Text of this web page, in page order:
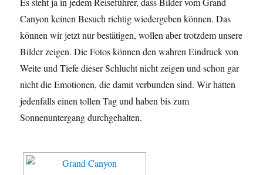
Canyon keinen Besuch richtig wiedergeben können. Das
können wir jetzt nur bestätigen, wollen aber trotzdem unsere
Bilder zeigen. Die Fotos können den wahren Eindruck von
Weite und Tiefe dieser Schlucht nicht zeigen und schon gar
nicht die Emotionen, die damit verbunden sind. Wir hatten
jedenfalls einen tollen Tag und haben bis zum
Sonnenuntergang durchgehalten.